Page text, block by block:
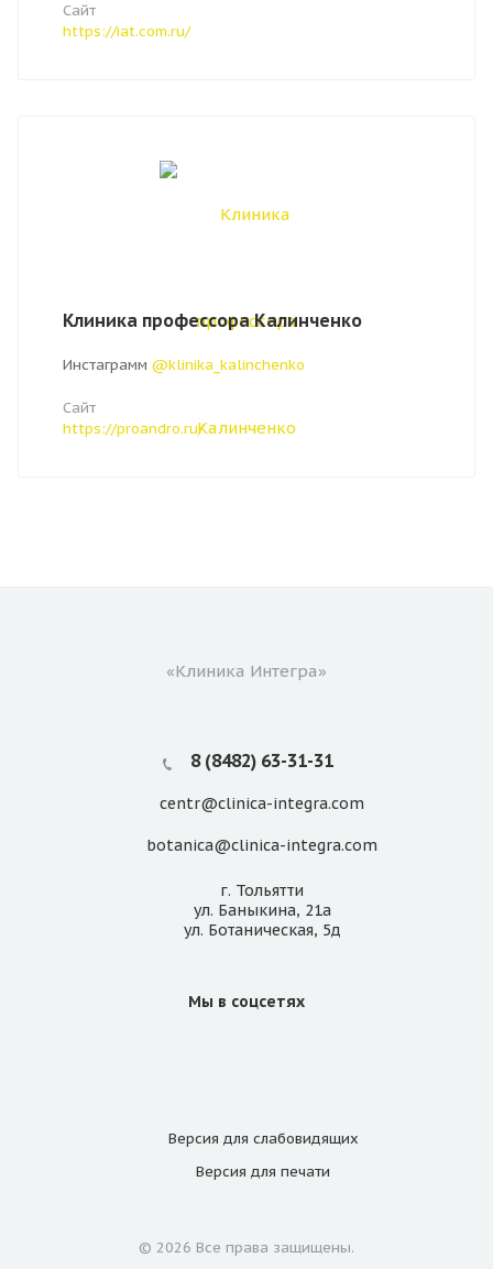
Сайт
https://iat.com.ru/
Клиника профессора Калинченко
Инстаграмм @klinika_kalinchenko
Сайт
https://proandro.ru/
«Клиника Интегра»
8 (8482) 63-31-31
centr@clinica-integra.com
botanica@clinica-integra.com
г. Тольятти
ул. Баныкина, 21а
ул. Ботаническая, 5д
Мы в соцсетях
Версия для слабовидящих
Версия для печати
© 2026 Все права защищены.